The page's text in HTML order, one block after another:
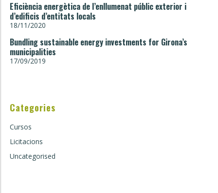
Eficiència energètica de l’enllumenat públic exterior i
d’edificis d’entitats locals
18/11/2020
Bundling sustainable energy investments for Girona’s
municipalities
17/09/2019
Categories
Cursos
Licitacions
Uncategorised